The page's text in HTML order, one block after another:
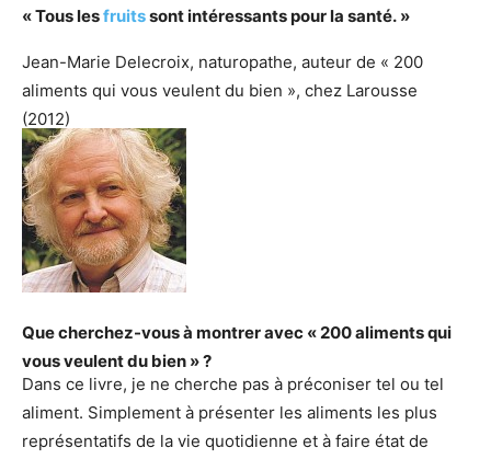
« Tous lesfruitssont intéressants pour la santé. »
Jean-Marie Delecroix, naturopathe, auteur de « 200
aliments qui vous veulent du bien », chez Larousse
(2012)
Que cherchez-vous à montrer avec « 200 aliments qui
vous veulent du bien » ?
Dans ce livre, je ne cherche pas à préconiser tel ou tel
aliment. Simplement à présenter les aliments les plus
représentatifs de la vie quotidienne et à faire état de